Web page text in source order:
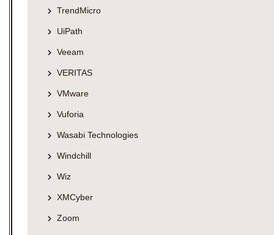
TrendMicro
UiPath
Veeam
VERITAS
VMware
Vuforia
Wasabi Technologies
Windchill
Wiz
XMCyber
Zoom